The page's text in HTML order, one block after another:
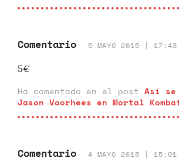
Comentario 5 MAYO 2015 | 17:43
5€
Ha comentado en el post Así
Jason Voorhees en Mortal
Comentario 4 MAYO 2015 | 15:01